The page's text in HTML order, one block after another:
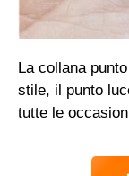
La collana
stile, il punto
tutte le